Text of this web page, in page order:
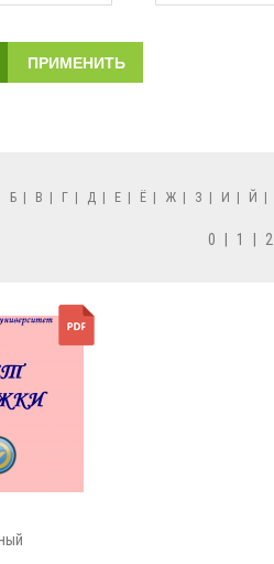
Б | В | Г | Д | Е | Ё | Ж | З | И | Й |
0 1 2